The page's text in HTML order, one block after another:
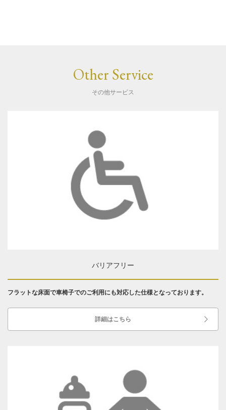
Other Service
その他サービス
バリアフリー
フラットな床面で車椅子でのご利用にも対応した仕様となっております。
詳細はこちら